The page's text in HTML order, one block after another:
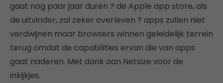
gaat nog paar jaar duren ? de Apple app store, als
de uitvinder, zal zeker overleven ? apps zullen niet
verdwijnen maar browsers winnen geleidelijk terrein
terug omdat de capabilities ervan die van apps
gaat naderen. Met dank aan Netsize voor de
inkijkjes.